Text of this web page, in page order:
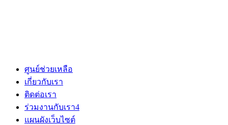
ศูนย์ช่วยเหลือ
เกี่ยวกับเรา
ติดต่อเรา
ร่วมงานกับเรา4
แผนผังเว็บไซต์